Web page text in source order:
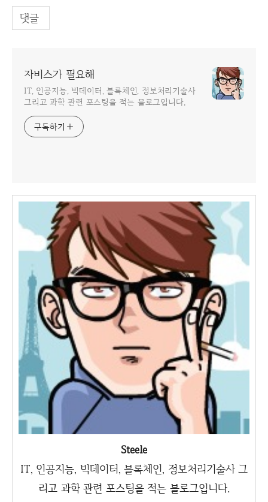
댓글
자비스가 필요해
IT, 인공지능, 빅데이터, 블록체인, 정보처리기술사
그리고 과학 관련 포스팅을 적는 블로그입니다.
구독하기
Steele
IT, 인공지능, 빅데이터, 블록체인, 정보처리기술사 그
리고 과학 관련 포스팅을 적는 블로그입니다.